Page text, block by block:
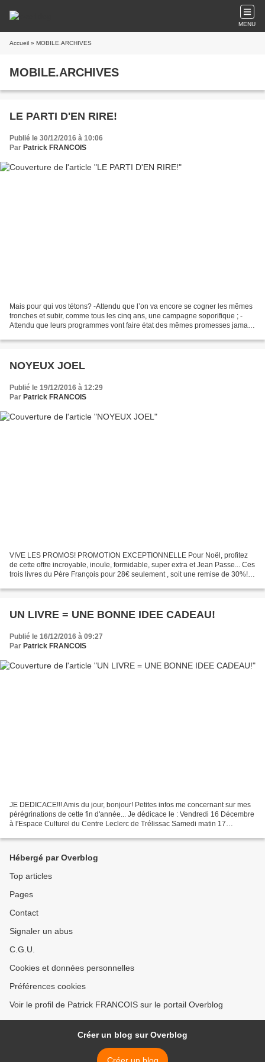
MENU
Accueil » MOBILE.ARCHIVES
MOBILE.ARCHIVES
LE PARTI D'EN RIRE!
Publié le 30/12/2016 à 10:06
Par Patrick FRANCOIS
Mais pour qui vos tétons? -Attendu que l’on va encore se cogner les mêmes
tronches et subir, comme tous les cinq ans, une campagne soporifique ; -
Attendu que leurs programmes vont faire état des mêmes promesses jamais
NOYEUX JOEL
Publié le 19/12/2016 à 12:29
Par Patrick FRANCOIS
VIVE LES PROMOS! PROMOTION EXCEPTIONNELLE Pour Noël, profitez
de cette offre incroyable, inouïe, formidable, super extra et Jean Passe... Ces
trois livres du Père François pour 28€ seulement , soit une remise de 30%!!
UN LIVRE = UNE BONNE IDEE CADEAU!
Publié le 16/12/2016 à 09:27
Par Patrick FRANCOIS
JE DEDICACE!!! Amis du jour, bonjour! Petites infos me concernant sur mes
pérégrinations de cette fin d'année... Je dédicace le : Vendredi 16 Décembre
à l'Espace Culturel du Centre Leclerc de Trélissac Samedi matin 17
Hébergé par Overblog
Top articles
Pages
Contact
Signaler un abus
C.G.U.
Cookies et données personnelles
Préférences cookies
Voir le profil de Patrick FRANCOIS sur le portail Overblog
Créer un blog sur Overblog